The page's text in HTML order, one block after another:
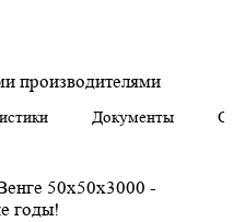
производителями
Документы
50х50х3000 -
годы!